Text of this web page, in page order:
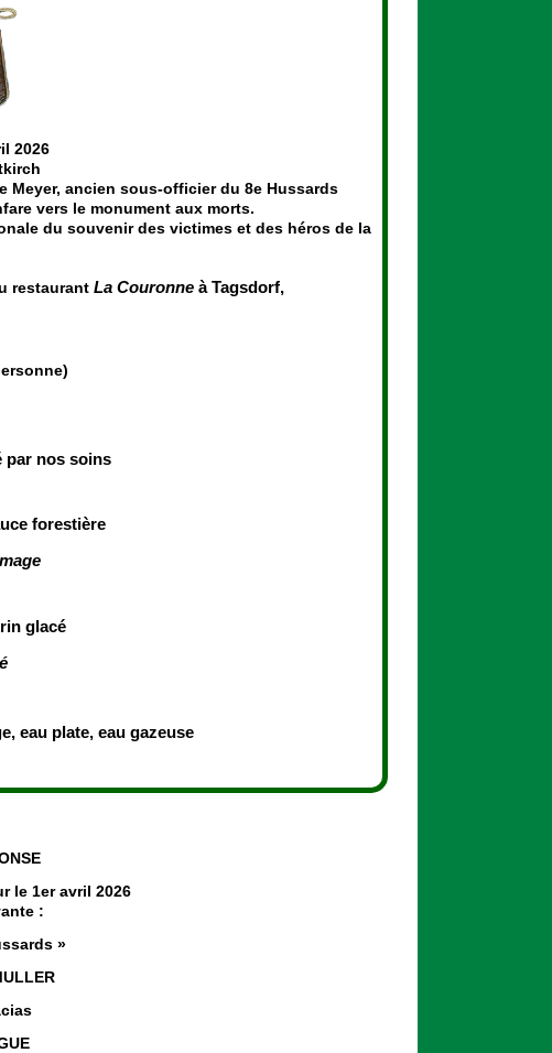
2026
Meyer, ancien sous-officier du 8e Hussards
vers le monument aux morts.
du souvenir des victimes et des héros de la
restaurant La Couronneà Tagsdorf,
par nos soins
forestière
glacé
eau plate, eau gazeuse
le 1er avril 2026
:
»